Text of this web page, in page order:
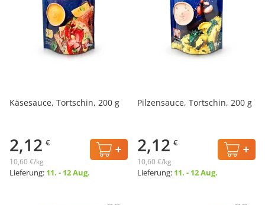
Käsesauce, Tortschin, 200 g
2,12 €
10,60 €/kg
Lieferung: 11. - 12 Aug.
Pilzensauce, Tortschin, 200 g
2,12 €
10,60 €/kg
Lieferung: 11. - 12 Aug.